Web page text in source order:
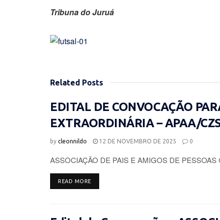
Tribuna do Juruá
Related Posts
EDITAL DE CONVOCAÇÃO
EXTRAORDINÁRIA – APAA/
by cleonnildo 12 DE NOVEMBRO DE 2025 0
ASSOCIAÇÃO DE PAIS E AMIGOS DE
READ MOREDETAILS